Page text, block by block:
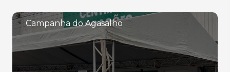
Campanha do Agasalho